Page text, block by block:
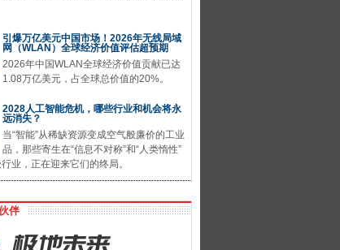
引爆万亿美元中国市场！2026年无线局域
网（WLAN）全球经济价值评估超预期
2026年中国WLAN全球经济价值贡献已达
1.08万亿美元，占全球总价值的20%。
2028人工智能危机，哪些行业和机会将永
远消失？
当“智能”从稀缺资源变成空气般廉价的工业
品，那些寄生在“信息不对称”和“人类惰性”
业，正在迎来它们的终局。
伴